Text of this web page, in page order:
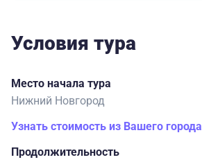
Условия тура
Место начала тура
Нижний Новгород
Узнать стоимость из Вашего города
Продолжительность